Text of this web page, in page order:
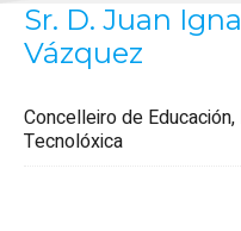
Sr. D. Juan
Vázquez
Concelleiro de
Tecnolóxica